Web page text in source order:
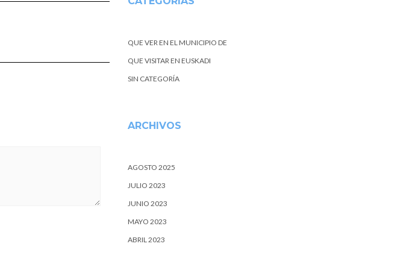
QUE VER EN EL MUNICIPIO DE
QUE VISITAR EN EUSKADI
SIN CATEGORÍA
ARCHIVOS
AGOSTO 2025
JULIO 2023
JUNIO 2023
MAYO 2023
ABRIL 2023